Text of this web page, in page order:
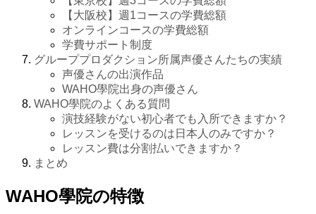
【大阪校】週1コースの学費総額
オンラインコースの学費総額
学費サポート制度
グループプロダクション所属声優さんたちの実績
声優さんの出演作品
WAHO學院出身の声優さん
WAHO學院のよくある質問
演技経験がない初心者でも入所できますか？
レッスンを受けるのは日本人のみですか？
レッスン費は分割払いできますか？
まとめ
WAHO學院の特徴